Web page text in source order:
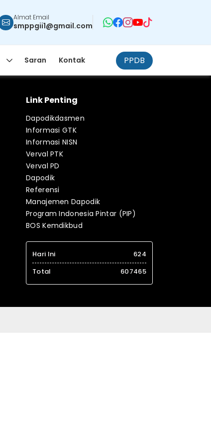
Almat Email
smppgii1@gmail.com
Saran Kontak PPDB
Link Penting
Dapodikdasmen
Informasi GTK
Informasi NISN
Verval PTK
Verval PD
Dapodik
Referensi
Manajemen Dapodik
Program Indonesia Pintar (PIP)
BOS Kemdikbud
Hari Ini
624
Total
607465